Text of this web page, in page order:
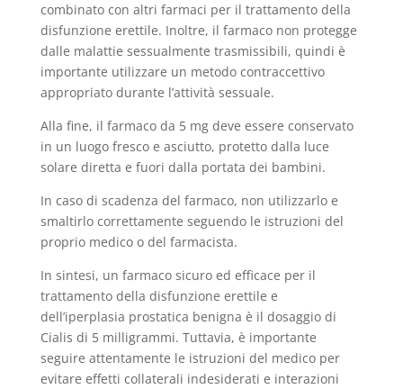
combinato con altri farmaci per il trattamento della
disfunzione erettile. Inoltre, il farmaco non protegge
dalle malattie sessualmente trasmissibili, quindi è
importante utilizzare un metodo contraccettivo
appropriato durante l’attività sessuale.
Alla fine, il farmaco da 5 mg deve essere conservato
in un luogo fresco e asciutto, protetto dalla luce
solare diretta e fuori dalla portata dei bambini.
In caso di scadenza del farmaco, non utilizzarlo e
smaltirlo correttamente seguendo le istruzioni del
proprio medico o del farmacista.
In sintesi, un farmaco sicuro ed efficace per il
trattamento della disfunzione erettile e
dell’iperplasia prostatica benigna è il dosaggio di
Cialis di 5 milligrammi. Tuttavia, è importante
seguire attentamente le istruzioni del medico per
evitare effetti collaterali indesiderati e interazioni